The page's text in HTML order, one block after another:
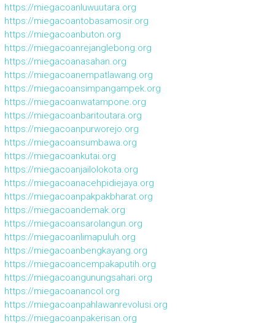
https://miegacoanluwuutara.org
https://miegacoantobasamosir.org
https://miegacoanbuton.org
https://miegacoanrejanglebong.org
https://miegacoanasahan.org
https://miegacoanempatlawang.org
https://miegacoansimpangampek.org
https://miegacoanwatampone.org
https://miegacoanbaritoutara.org
https://miegacoanpurworejo.org
https://miegacoansumbawa.org
https://miegacoankutai.org
https://miegacoanjailolokota.org
https://miegacoanacehpidiejaya.org
https://miegacoanpakpakbharat.org
https://miegacoandemak.org
https://miegacoansarolangun.org
https://miegacoanlimapuluh.org
https://miegacoanbengkayang.org
https://miegacoancempakaputih.org
https://miegacoangunungsahari.org
https://miegacoanancol.org
https://miegacoanpahlawanrevolusi.org
https://miegacoanpakerisan.org